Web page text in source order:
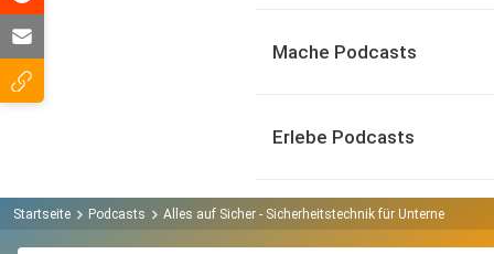
Mache Podcasts
Erlebe Podcasts
Startseite Podcasts Alles auf Sicher - Sicherheitstechnik für Unternehmen